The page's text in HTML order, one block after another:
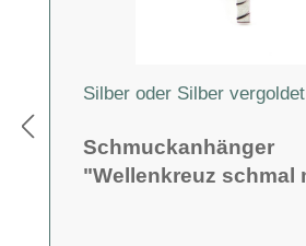
Silber oder Silber vergoldet
Schmuckanhänger
"Wellenkreuz schmal